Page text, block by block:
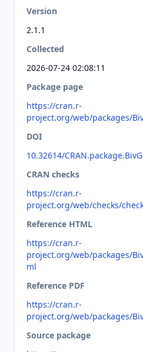
Version
2.1.1
Collected
2026-07-24 02:08:11
Package page
https://cran.r-
project.org/web/packages/
DOI
10.32614/
CRAN checks
https://cran.r-
project.org/web/checks/
Reference HTML
https://cran.r-
project.org/web/packages/
ml
Reference PDF
https://cran.r-
project.org/web/packages/
Source package